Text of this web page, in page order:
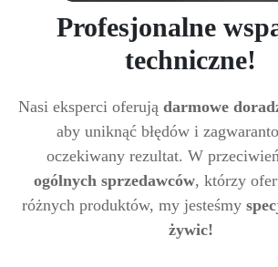
Profesjonalne
techniczne!
Nasi eksperci oferują darmowe
aby uniknąć błędów i
oczekiwany rezultat. W
ogólnych sprzedawców, którzy
różnych produktów, my jesteśmy
żywic!